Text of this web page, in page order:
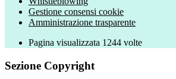
Gestione consensi cookie
Amministrazione trasparente
Pagina visualizzata 1244 volte
Sezione Copyright